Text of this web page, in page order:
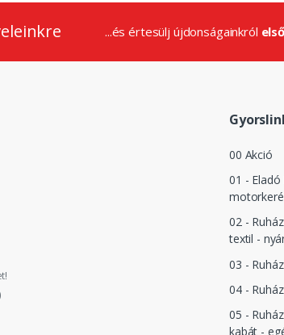
...és értesülj újdonságainkról
00 Akció
01 -
02 -
textil -
03 -
04 -
05 -
kabát -